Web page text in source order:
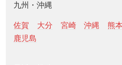
九州・沖縄
佐賀 大分 宮崎 沖縄 熊本
鹿児島